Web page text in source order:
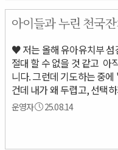
아이들과 누린 천국
♥ 저는 올해 유아유치부 섬
절대 할 수 없을 것 같고 아
니다. 그런데 기도하는 중
건데 내가 왜 두렵고, 선택
운영자 25.08.14